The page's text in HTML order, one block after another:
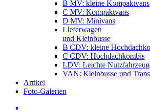
B MV: kleine Kompaktvans
C MV: Kompaktvans
D MV: Minivans
Lieferwagen
und Kleinbusse
B CDV: kleine
C CDV: Hochdachkombis
LDV: Leichte
VAN: Kleinbusse und
Artikel
Foto-Galerien